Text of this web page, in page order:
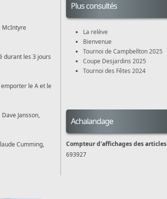
McIntyre
durant les 3 jours
le A et le
Jansson,
Cumming,
Plus consultés
La relève
Bienvenue
Tournoi de Campbellton 2025
Coupe Desjardins 2025
Tournoi des Fêtes 2024
Achalandage
Compteur d'affichages des articles
693927